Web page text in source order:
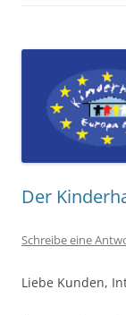
Der
Schreibe eine
Liebe Kunden,